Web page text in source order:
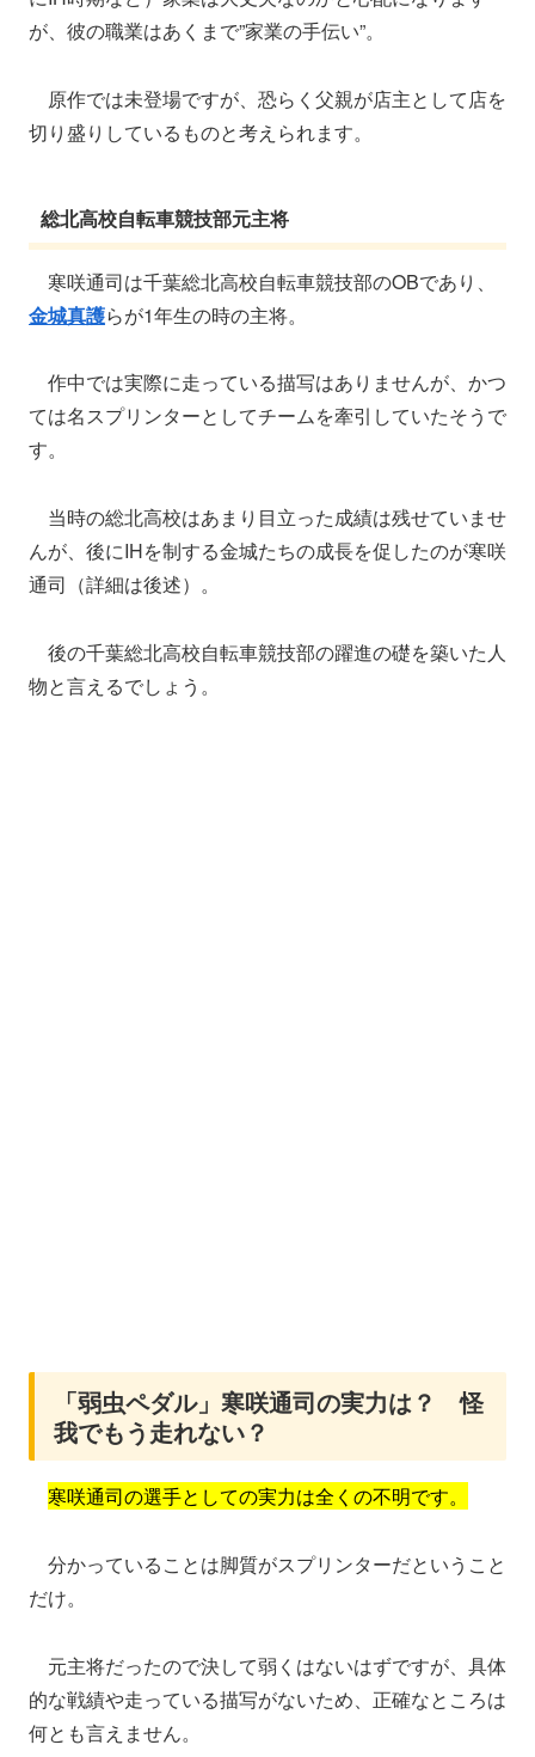
が、彼の職業はあくまで”家業の手伝い”。
原作では未登場ですが、恐らく父親が店主として店を
切り盛りしているものと考えられます。
総北高校自転車競技部元主将
寒咲通司は千葉総北高校自転車競技部のOBであり、
金城真護らが1年生の時の主将。
作中では実際に走っている描写はありませんが、かつ
ては名スプリンターとしてチームを牽引していたそうで
す。
当時の総北高校はあまり目立った成績は残せていませ
んが、後にIHを制する金城たちの成長を促したのが寒咲
通司（詳細は後述）。
後の千葉総北高校自転車競技部の躍進の礎を築いた人
物と言えるでしょう。
「弱虫ペダル」寒咲通司の実力は？ 怪
我でもう走れない？
寒咲通司の選手としての実力は全くの不明です。
分かっていることは脚質がスプリンターだということ
だけ。
元主将だったので決して弱くはないはずですが、具体
的な戦績や走っている描写がないため、正確なところは
何とも言えません。